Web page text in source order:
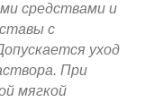
средствами и
с
уход
При
мягкой